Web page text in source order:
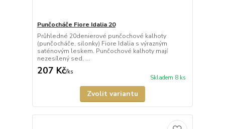
Punčocháče Fiore Idalia 20
Průhledné 20denierové punčochové kalhoty
(punčocháče, silonky) Fiore Idalia s výrazným
saténovým leskem. Punčochové kalhoty mají
nezesílený sed, ...
207 Kč/ks
Skladem 8 ks
Zvolit variantu